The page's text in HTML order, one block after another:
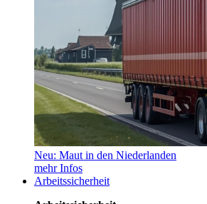
Neu: Maut in den Niederlanden
mehr Infos
Arbeitssicherheit